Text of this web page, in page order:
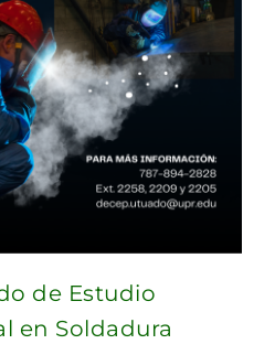
de Estudio
en Soldadura